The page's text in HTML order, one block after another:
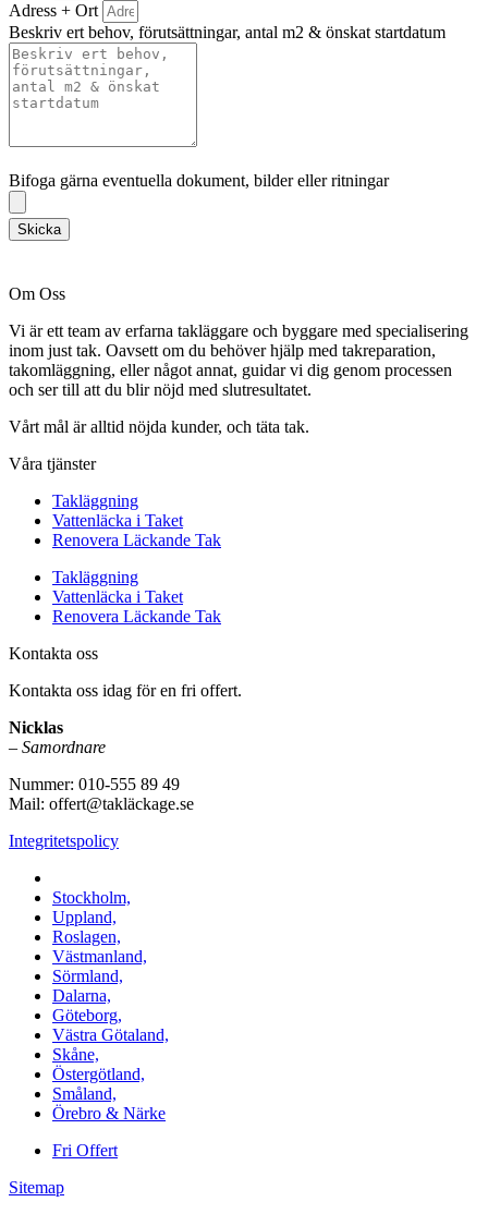
Adress + Ort
Beskriv ert behov, förutsättningar, antal m2 & önskat startdatum
Bifoga gärna eventuella dokument, bilder eller ritningar
Skicka
Om Oss
Vi är ett team av erfarna takläggare och byggare med specialisering
inom just tak. Oavsett om du behöver hjälp med takreparation,
takomläggning, eller något annat, guidar vi dig genom processen
och ser till att du blir nöjd med slutresultatet.
Vårt mål är alltid nöjda kunder, och täta tak.
Våra tjänster
Takläggning
Vattenläcka i Taket
Renovera Läckande Tak
Takläggning
Vattenläcka i Taket
Renovera Läckande Tak
Kontakta oss
Kontakta oss idag för en fri offert.
Nicklas
– Samordnare
Nummer: 010-555 89 49
Mail: offert@takläckage.se
Integritetspolicy
Stockholm,
Uppland,
Roslagen,
Västmanland,
Sörmland,
Dalarna,
Göteborg,
Västra Götaland,
Skåne,
Östergötland,
Småland,
Örebro & Närke
Fri Offert
Sitemap